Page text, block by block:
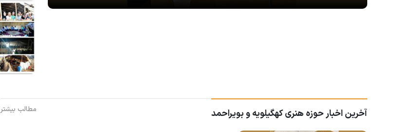
آخرین اخبار حوزه هنری کهگیلویه و بویراحمد مطالب بیشتر